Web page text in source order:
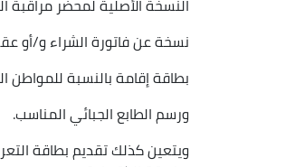
نسخة عن فاتورة الشراء و/أو
بطاقة إقامة بالنسبة للمواطن
ورسم الطابع الجبائي المناسب.
ويتعين كذلك تقديم بطاقة